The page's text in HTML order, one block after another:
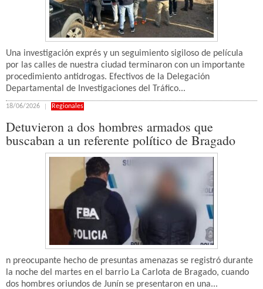
Una investigación exprés y un seguimiento sigiloso de película
por las calles de nuestra ciudad terminaron con un importante
procedimiento antidrogas. Efectivos de la Delegación
Departamental de Investigaciones del Tráfico...
18/06/2026 Regionales
Detuvieron a dos hombres armados que
buscaban a un referente político de Bragado
n preocupante hecho de presuntas amenazas se registró durante
la noche del martes en el barrio La Carlota de Bragado, cuando
dos hombres oriundos de Junín se presentaron en una...